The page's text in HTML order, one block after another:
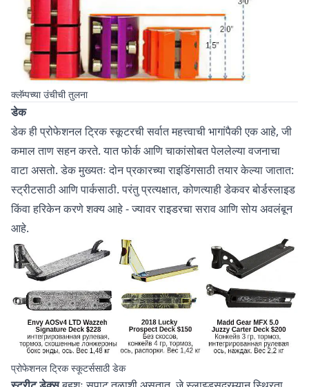
क्लॅम्पच्या उंचीची तुलना
डेक
डेक ही प्रोफेशनल ट्रिक स्कूटरची सर्वात महत्त्वाची भागांपैकी एक आहे, जी
कमाल ताण सहन करते. यात फोर्क आणि चाकांसोबत पेललेल्या वजनाचा
वाटा असतो. डेक मुख्यतः दोन प्रकारच्या राइडिंगसाठी तयार केल्या जातात:
स्ट्रीटसाठी आणि पार्कसाठी. परंतु प्रत्यक्षात, कोणत्याही डेकवर बोर्डस्लाइड
किंवा हरिकेन करणे शक्य आहे - ज्यावर राइडरचा सराव आणि सोय अवलंबून
आहे.
प्रोफेशनल ट्रिक स्कूटर्ससाठी डेक